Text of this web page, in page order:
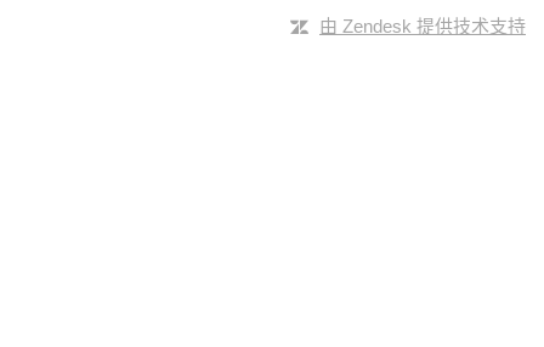
由 Zendesk 提供技术支持